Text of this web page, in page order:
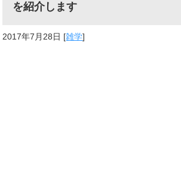
を紹介します
2017年7月28日 [雑学]